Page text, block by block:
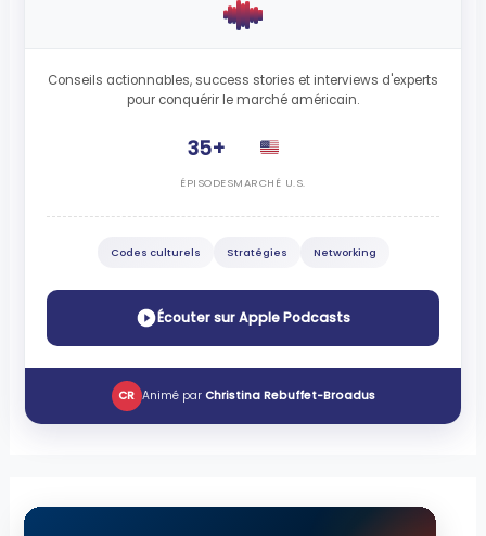
Conseils actionnables, success stories et interviews d'experts
pour conquérir le marché américain.
35+
ÉPISODESMARCHÉ U.S.
Codes culturels Stratégies Networking
Écouter sur Apple Podcasts
CR Animé par Christina Rebuffet-Broadus